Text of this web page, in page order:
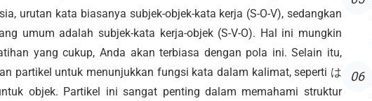
urutan kata biasanya subjek-objek-kata kerja (S-O-V), sedangkan
umum adalah subjek-kata kerja-objek (S-V-O). Hal ini mungkin
yang cukup, Anda akan terbiasa dengan pola ini. Selain itu,
partikel untuk menunjukkan fungsi kata dalam kalimat, seperti は
objek. Partikel ini sangat penting dalam memahami struktur
06